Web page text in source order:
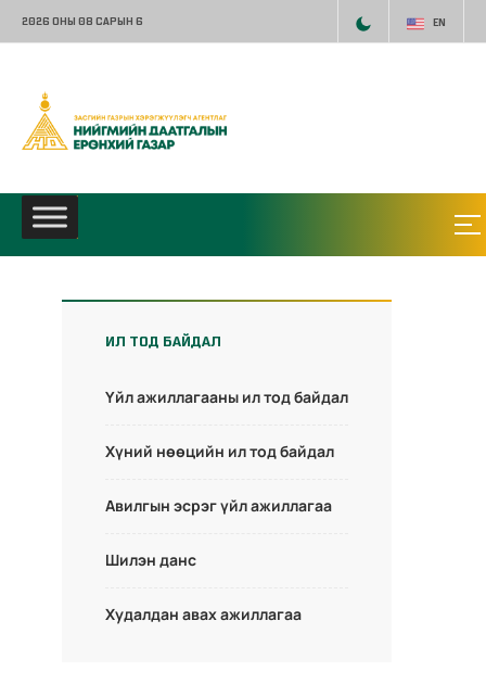
2026 ОНЫ 08 САРЫН 6 EN
ИЛ ТОД БАЙДАЛ
Үйл ажиллагааны ил тод байдал
Хүний нөөцийн ил тод байдал
Авилгын эсрэг үйл ажиллагаа
Шилэн данс
Худалдан авах ажиллагаа